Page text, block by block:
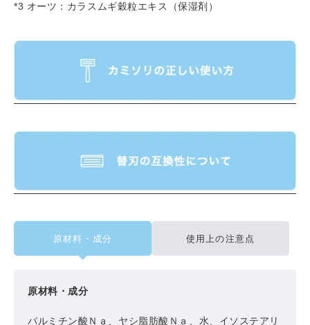
*3 オーツ：カラスムギ穀粒エキス（保湿剤）
原材料・成分 使用上の注意点
原材料・成分
パルミチン酸Ｎａ、ヤシ脂肪酸Ｎａ、水、イソステアリ